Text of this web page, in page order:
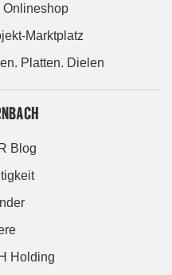
Onlineshop
Marktplatz
Platten. Dielen
Blog
Holding